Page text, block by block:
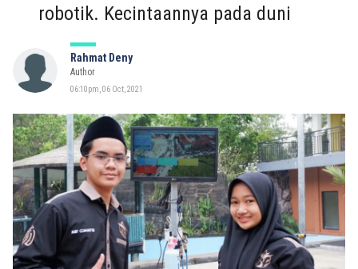
robotik. Kecintaannya pada duni
Rahmat Deny
Author
06:10pm, 06 Oct, 2021